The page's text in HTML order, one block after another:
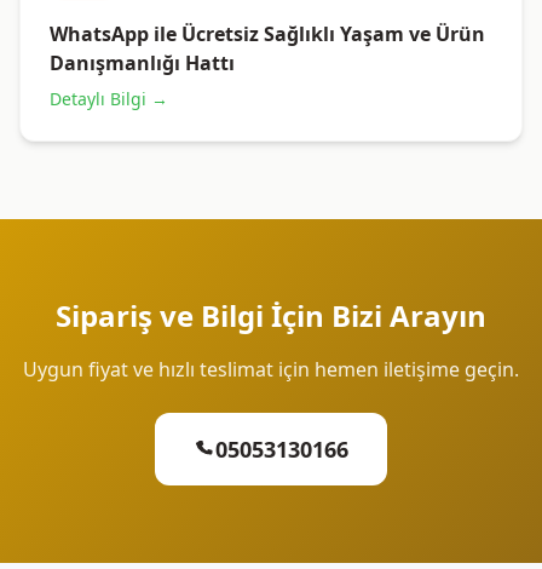
WhatsApp ile Ücretsiz Sağlıklı Yaşam ve Ürün
Danışmanlığı Hattı
Detaylı Bilgi →
Sipariş ve Bilgi İçin Bizi Arayın
Uygun fiyat ve hızlı teslimat için hemen iletişime geçin.
05053130166